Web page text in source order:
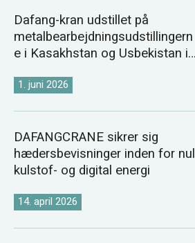
Dafang-kran udstillet på
metalbearbejdningsudstillingern
e i Kasakhstan og Usbekistan i
1. juni 2026
DAFANGCRANE sikrer sig
hædersbevisninger inden for nul
kulstof- og digital energi
14. april 2026